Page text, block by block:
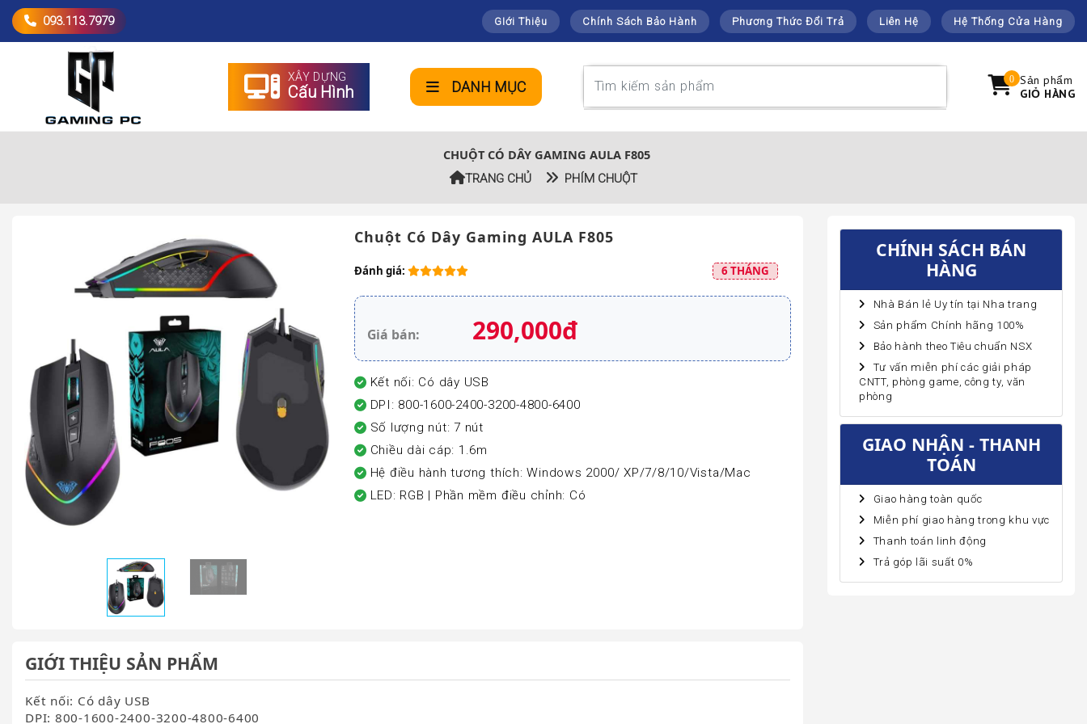
093.113.7979 GIới Thiệu Chính Sách Bảo Hành Phương Thức Đổi Trả Liên Hệ Hệ Thống Cửa Hàng
XÂY DỰNG
Cấu Hình DANH MỤC
Sản phẩm
GIỎ HÀNG
0
CHUỘT CÓ DÂY GAMING AULA F805
TRANG CHỦ PHÍM CHUỘT
Chuột Có Dây Gaming AULA F805
Đánh giá: 6 THÁNG
Giá bán: 290,000đ
Kết nối: Có dây USB
DPI: 800-1600-2400-3200-4800-6400
Số lượng nút: 7 nút
Chiều dài cáp: 1.6m
Hệ điều hành tương thích: Windows 2000/ XP/7/8/10/Vista/Mac
LED: RGB | Phần mềm điều chỉnh: Có
CHÍNH SÁCH BÁN
HÀNG
Nhà Bán lẻ Uy tín tại Nha trang
Sản phẩm Chính hãng 100%
Bảo hành theo Tiêu chuẩn NSX
Tư vấn miễn phí các giải pháp
CNTT, phòng game, công ty, văn
phòng
GIAO NHẬN - THANH
TOÁN
Giao hàng toàn quốc
Miễn phí giao hàng trong khu vực
Thanh toán linh động
Trả góp lãi suất 0%
GIỚI THIỆU SẢN PHẨM
Kết nối: Có dây USB
DPI: 800-1600-2400-3200-4800-6400